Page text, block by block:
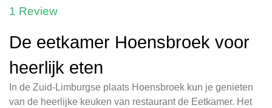
1 Review
De eetkamer Hoensbroek voor
heerlijk eten
In de Zuid-Limburgse plaats Hoensbroek kun je genieten
van de heerlijke keuken van restaurant de Eetkamer. Het